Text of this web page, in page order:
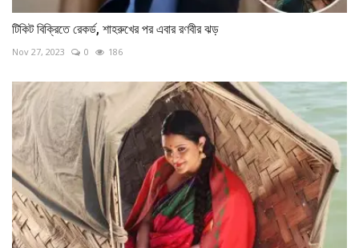
টিকিট বিক্রিতে রেকর্ড, শাহরুখের পর এবার রণবীর ঝড়
Nov 27, 2023 0 186